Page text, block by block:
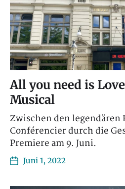
All you need is
Musical
Zwischen den legendären
Conférencier durch die
Premiere am 9. Juni.
Juni 1, 2022